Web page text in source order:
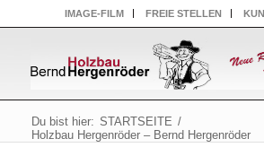
IMAGE-FILM FREIE STELLEN
Du bist hier: STARTSEITE /
Holzbau Hergenröder – Bernd Hergenröder